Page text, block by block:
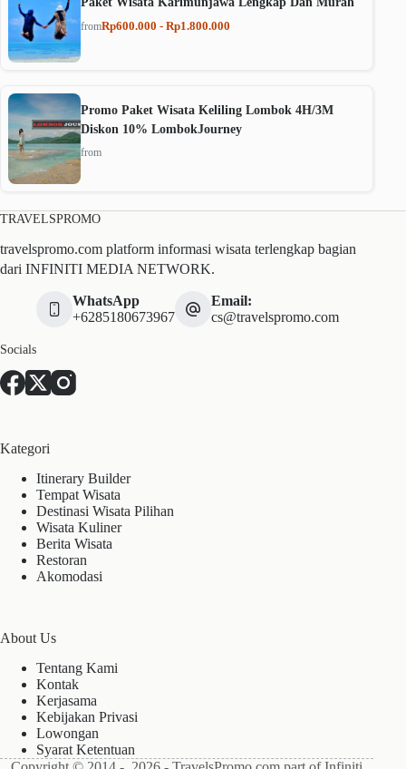
fromRp600.000 - Rp1.800.000
Promo Paket Wisata Keliling Lombok 4H/3M
Diskon 10% LombokJourney
from
TRAVELSPROMO
travelspromo.com platform informasi wisata terlengkap bagian
dari INFINITI MEDIA NETWORK.
WhatsApp
+6285180673967
Email:
cs@travelspromo.com
Socials
Kategori
Itinerary Builder
Tempat Wisata
Destinasi Wisata Pilihan
Wisata Kuliner
Berita Wisata
Restoran
Akomodasi
About Us
Tentang Kami
Kontak
Kerjasama
Kebijakan Privasi
Lowongan
Syarat Ketentuan